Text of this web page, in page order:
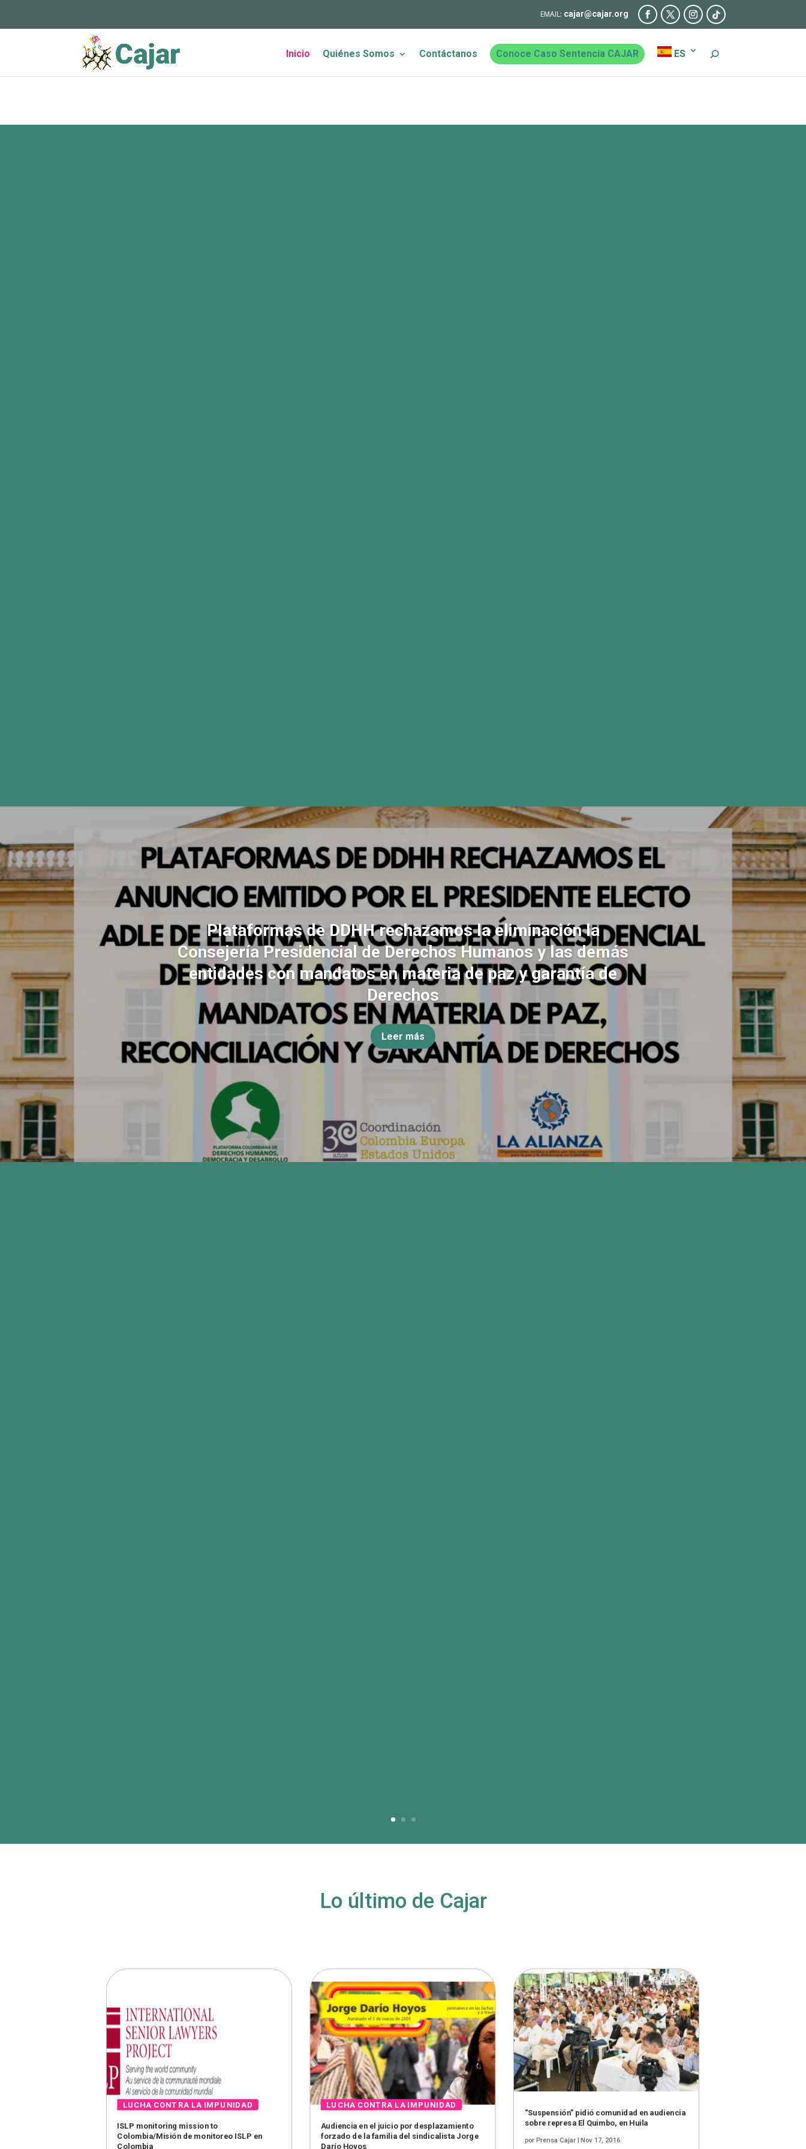
cajar@cajar.org
Inicio Quiénes Somos Contáctanos Conoce Caso Sentencia CAJAR ES
Plataformas de DDHH rechazamos la eliminación la
Consejería Presidencial de Derechos Humanos y las demás
entidades con mandatos en materia de paz y garantía de
Derechos
Leer más
Lo último de Cajar
ISLP monitoring mission to
Colombia/Misión de monitoreo ISLP en
Colombia
Audiencia en el juicio por desplazamiento
forzado de la familia del sindicalista Jorge
Darío Hoyos
“Suspensión” pidió comunidad en audiencia
sobre represa El Quimbo, en Huila
porPrensa Cajar |Nov 17, 2016